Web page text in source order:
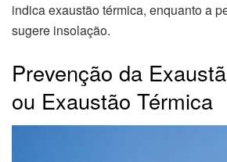
indica exaustão térmica, enquanto a
sugere insolação.
Prevenção da
ou Exaustão Térmica